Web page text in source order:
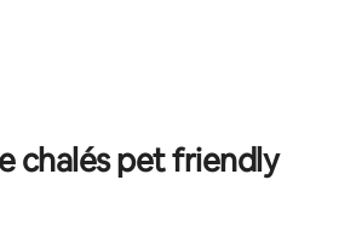
média de 5, 64 avaliações
chalés pet friendly